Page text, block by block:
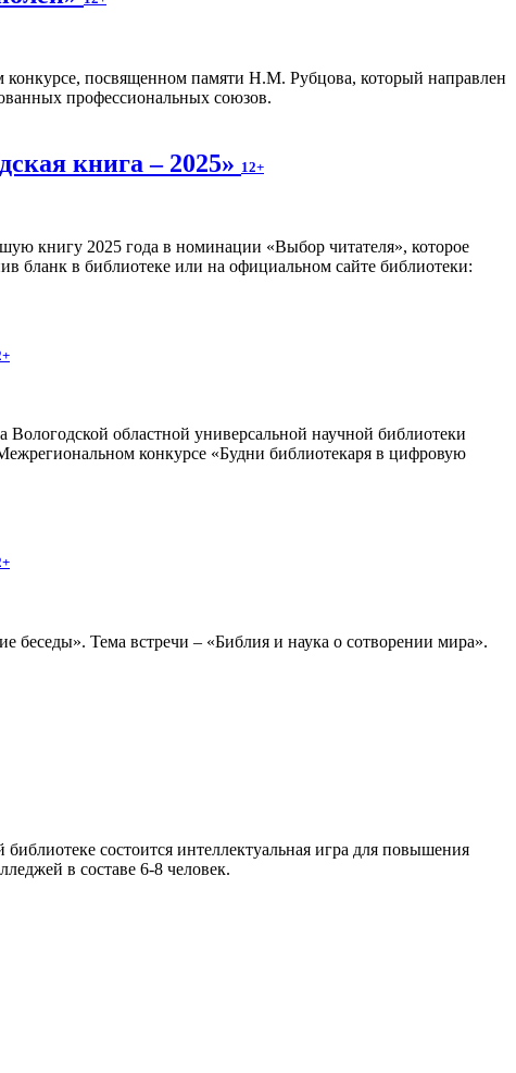
конкурсе, посвященном памяти Н.М. Рубцова, который направлен
профессиональных союзов.
книга – 2025» 12+
книгу 2025 года в номинации «Выбор читателя», которое
бланк в библиотеке или на официальном сайте библиотеки:
областной универсальной научной библиотеки
конкурсе «Будни библиотекаря в цифровую
беседы». Тема встречи – «Библия и наука о сотворении мира».
состоится интеллектуальная игра для повышения
в составе 6-8 человек.